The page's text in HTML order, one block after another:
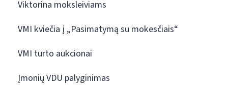
Viktorina moksleiviams
VMI kviečia į „Pasimatymą su mokesčiais“
VMI turto aukcionai
Įmonių VDU palyginimas